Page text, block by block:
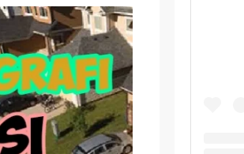
Part Geografi Pertanian
Part Geografi Budaya